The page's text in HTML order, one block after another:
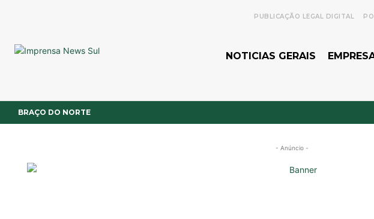
PUBLICAÇÃO LEGAL DIGITAL
NOTICIAS GERAIS
BRAÇO DO NORTE
- Anúncio -